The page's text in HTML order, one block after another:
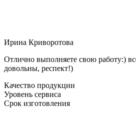
Ирина Криворотова
Отлично выполняете свою работу:)
довольны, респект!)
Качество продукции
Уровень сервиса
Срок изготовления